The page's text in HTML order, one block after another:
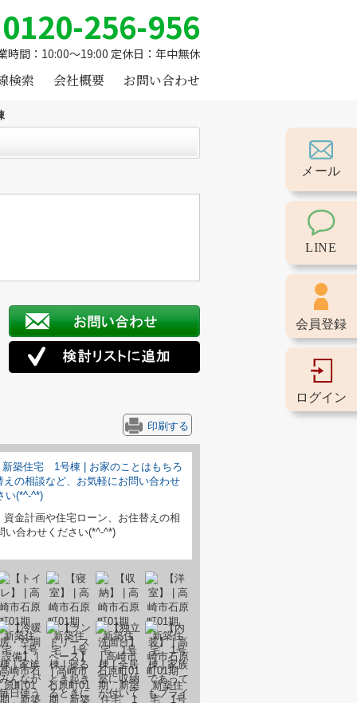
256-956
時間：10:00～19:00 定休日：年中無休
検索 会社概要 お問い合わせ
印刷する
金計画や住宅ローン、お住替えの相
い合わせください(*^-^*)
メール
LINE
会員登録
ログイン